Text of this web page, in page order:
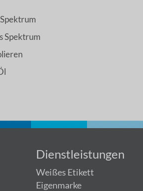
Spektrum
Dienstleistungen
Weißes Etikett
Eigenmarke